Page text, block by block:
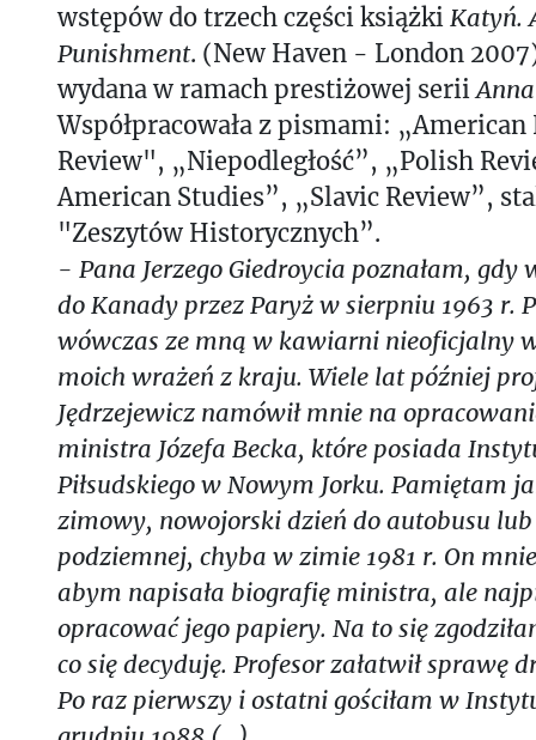
wstępów do trzech części książki Katyń.
Punishment. (New Haven - London
wydana w ramach prestiżowej serii
Współpracowała z pismami:
Review", „Niepodległość”, „Polish
American Studies”, „Slavic Review”,
"Zeszytów Historycznych”.
- Pana Jerzego Giedroycia poznałam, gdy
do Kanady przez Paryż w sierpniu 1963 r.
wówczas ze mną w kawiarni nieoficjalny
moich wrażeń z kraju. Wiele lat później
Jędrzejewicz namówił mnie na
ministra Józefa Becka, które posiada
Piłsudskiego w Nowym Jorku. Pamiętam
zimowy, nowojorski dzień do autobusu
podziemnej, chyba w zimie 1981 r. On
abym napisała biografię ministra, ale
opracować jego papiery. Na to się
co się decyduję. Profesor załatwił sprawę
Po raz pierwszy i ostatni gościłam w